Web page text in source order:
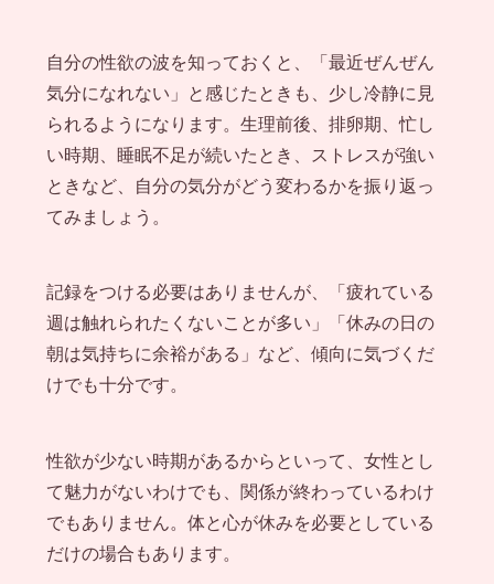
自分の性欲の波を知っておくと、「最近ぜんぜん
気分になれない」と感じたときも、少し冷静に見
られるようになります。生理前後、排卵期、忙し
い時期、睡眠不足が続いたとき、ストレスが強い
ときなど、自分の気分がどう変わるかを振り返っ
てみましょう。
記録をつける必要はありませんが、「疲れている
週は触れられたくないことが多い」「休みの日の
朝は気持ちに余裕がある」など、傾向に気づくだ
けでも十分です。
性欲が少ない時期があるからといって、女性とし
て魅力がないわけでも、関係が終わっているわけ
でもありません。体と心が休みを必要としている
だけの場合もあります。